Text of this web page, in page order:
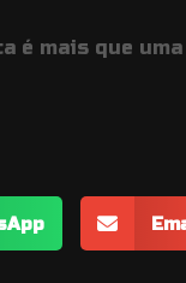
é mais que